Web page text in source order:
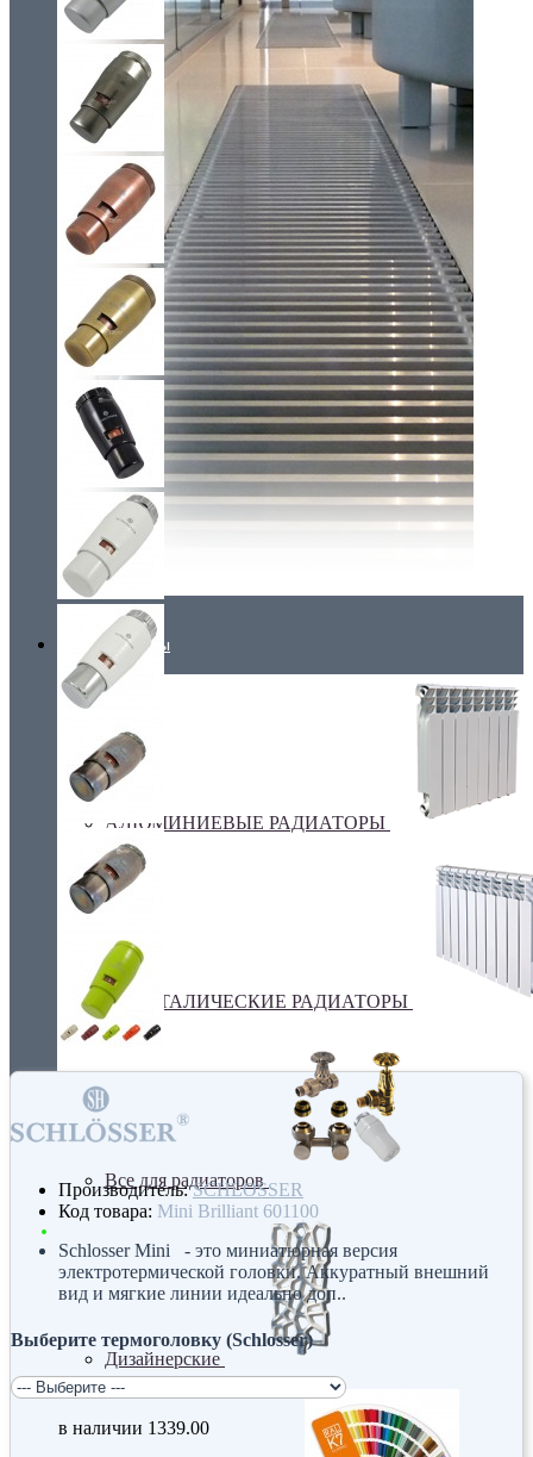
Радиаторы
АЛЮМИНИЕВЫЕ РАДИАТОРЫ
БИМЕТАЛИЧЕСКИЕ РАДИАТОРЫ
Все для радиаторов
Дизайнерские
Производитель:SCHLOSSER
Код товара: Mini Brilliant 601100
Schlosser Mini - это миниатюрная версия
электротермической головки. Аккуратный внешний
вид и мягкие линии идеально доп..
Выберите термоголовку (Schlosser)
в наличии 1339.00